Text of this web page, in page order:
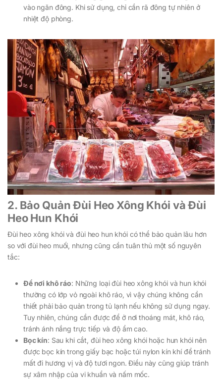
vào ngăn đông. Khi sử dụng, chỉ cần rã đông tự nhiên ở
nhiệt độ phòng.
2. Bảo Quản Đùi Heo Xông Khói và Đùi
Heo Hun Khói
Đùi heo xông khói và đùi heo hun khói có thể bảo quản lâu hơn
so với đùi heo muối, nhưng cũng cần tuân thủ một số nguyên
tắc:
Để nơi khô ráo: Những loại đùi heo xông khói và hun khói
thường có lớp vỏ ngoài khô ráo, vì vậy chúng không cần
thiết phải bảo quản trong tủ lạnh nếu không sử dụng ngay.
Tuy nhiên, chúng cần được để ở nơi thoáng mát, khô ráo,
tránh ánh nắng trực tiếp và độ ẩm cao.
Bọc kín: Sau khi cắt, đùi heo xông khói hoặc hun khói nên
được bọc kín trong giấy bạc hoặc túi nylon kín khí để tránh
mất đi hương vị và độ tươi ngon. Điều này cũng giúp tránh
sự xâm nhập của vi khuẩn và nấm mốc.